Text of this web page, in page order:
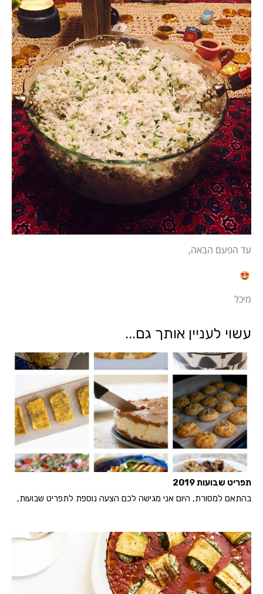
עד הפעם הבאה,
מיכל
עשוי לעניין אותך גם...
תפריט שבועות 2019
בהתאם למסורת, היום אני מגישה לכם הצעה נוספת לתפריט שבועות,